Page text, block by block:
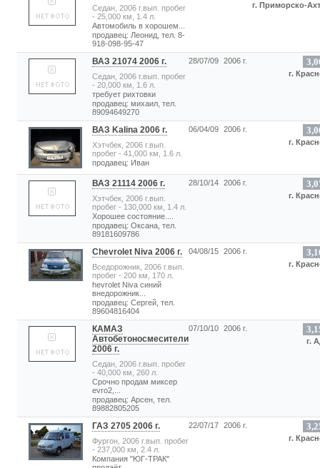
Седан, 2006 г.вып. пробег
- 25,000 км, 1.4 л.
Автомобиль в хорошем...
продавец: Леонид, тел. 8-
918-098-95-47
г. Приморско-
ВАЗ 21074 2006 г.
Седан, 2006 г.вып. пробег
- 20,000 км, 1.6 л.
требует рихтовки
продавец: михаил, тел.
89094649270
28/07/09 2006 г.
г.
ВАЗ Kalina 2006 г.
Хэтчбек, 2006 г.вып.
пробег - 41,000 км, 1.6 л.
продавец: Иван
06/04/09 2006 г.
г.
ВАЗ 21114 2006 г.
Хэтчбек, 2006 г.вып.
пробег - 130,000 км, 1.4 л.
Хорошее состояние....
продавец: Оксана, тел.
89181609786
28/10/14 2006 г.
г.
Chevrolet Niva 2006 г.
Вседорожник, 2006 г.вып.
пробег - 200 км, 170 л.
hevrolet Niva синий
внедорожник...
продавец: Сергей, тел.
89604816404
04/08/15 2006 г.
г.
КАМАЗ
Автобетоносмесители
2006 г.
Седан, 2006 г.вып. пробег
- 40,000 км, 260 л.
Срочно продам миксер
evro2,...
продавец: Арсен, тел.
89882805205
07/10/10 2006 г.
г.
ГАЗ 2705 2006 г.
Фургон, 2006 г.вып. пробег
- 237,000 км, 2.4 л.
Компания "ЮГ-ТРАК"
22/07/17 2006 г.
г.